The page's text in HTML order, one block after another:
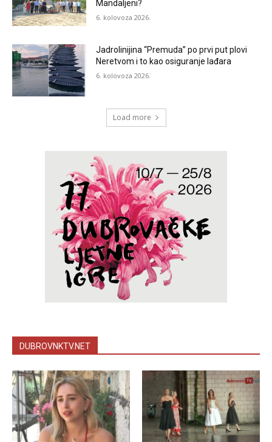
Mandaljeni?
6. kolovoza 2026.
Jadrolinijina “Premuda” po prvi put plovi
Neretvom i to kao osiguranje lađara
6. kolovoza 2026.
Load more
DUBROVNKTV.NET